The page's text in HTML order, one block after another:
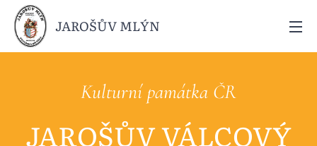
JAROŠŮV MLÝN
Kulturní památka ČR
JAROŠŮV VÁLCOVÝ